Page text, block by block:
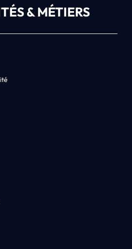
& MÉTIERS